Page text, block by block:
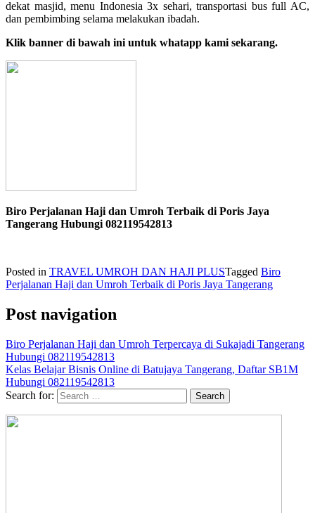
dekat masjid, menu Indonesia 3x sehari, transportasi bus full AC,
dan pembimbing selama melakukan ibadah.
Klik banner di bawah ini untuk whatapp kami sekarang.
Biro Perjalanan Haji dan Umroh Terbaik di Poris Jaya
Tangerang Hubungi 082119542813
Posted in TRAVEL UMROH DAN HAJI PLUSTagged Biro
Perjalanan Haji dan Umroh Terbaik di Poris Jaya Tangerang
Post navigation
Biro Perjalanan Haji dan Umroh Terpercaya di Sukajadi Tangerang
Hubungi 082119542813
Kelas Belajar Bisnis Online di Batujaya Tangerang, Daftar SB1M
Hubungi 082119542813
Search for: